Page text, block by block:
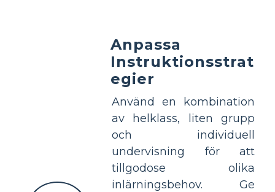
Anpassa
Instruktionsstrat
egier
Använd en kombination
av helklass, liten grupp
och individuell
undervisning för att
tillgodose olika
inlärningsbehov. Ge